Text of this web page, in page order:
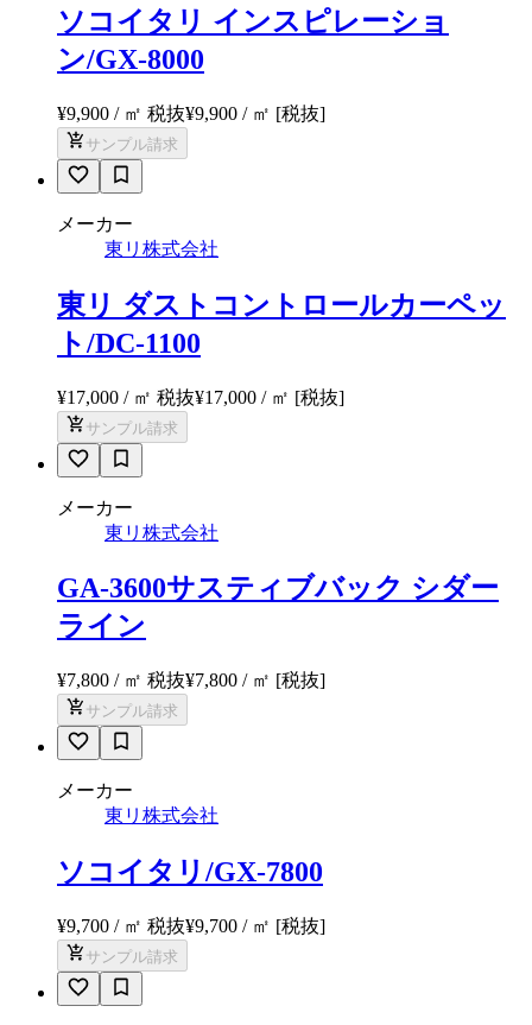
ソコイタリ インスピレーショ
ン/GX-8000
¥9,900 / ㎡ 税抜¥9,900 / ㎡ [税抜]
サンプル請求
メーカー
東リ株式会社
東リ ダストコントロールカーペッ
ト/DC-1100
¥17,000 / ㎡ 税抜¥17,000 / ㎡ [税抜]
サンプル請求
メーカー
東リ株式会社
GA-3600サスティブバック シダー
ライン
¥7,800 / ㎡ 税抜¥7,800 / ㎡ [税抜]
サンプル請求
メーカー
東リ株式会社
ソコイタリ/GX-7800
¥9,700 / ㎡ 税抜¥9,700 / ㎡ [税抜]
サンプル請求